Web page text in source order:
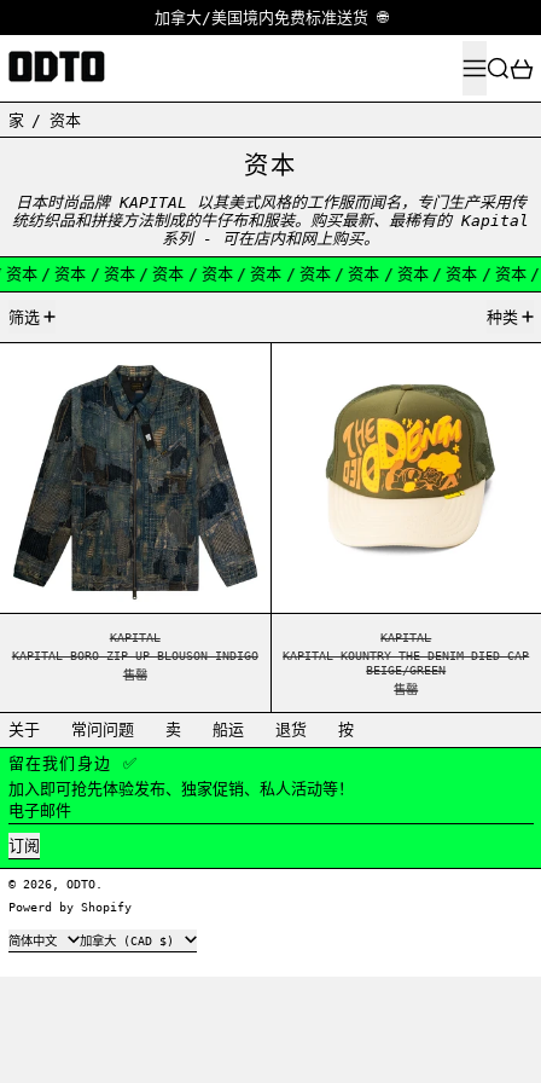
加拿大/美国境内免费标准送货 🌐
菜单搜索
家 / 资本
资本
日本时尚品牌 KAPITAL 以其美式风格的工作服而闻名，专门生产采用传
统纺织品和拼接方法制成的牛仔布和服装。 购买最新、最稀有的 Kapital
系列 - 可在店内和网上购买。
资本 / 资本 / 资本 / 资本 / 资本 / 资本 / 资本 / 资本 / 资本 / 资本 / 资本 /
筛选
种类
KAPITAL
KAPITAL BORO ZIP UP BLOUSON INDIGO
售罄
KAPITAL
KAPITAL KOUNTRY THE DENIM DIED CAP
BEIGE/GREEN
售罄
关于 常问问题 卖 船运 退货
按
留在我们身边 ✅
加入即可抢先体验发布、独家促销、私人活动等！
电子邮件
订阅
© 2026, ODTO.
Powerd by Shopify
语言
简体中文 国家 加拿大 (CAD $)